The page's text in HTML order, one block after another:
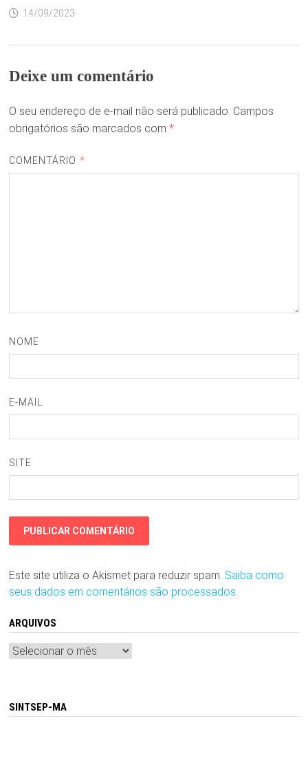
14/09/2023
Deixe um comentário
O seu endereço de e-mail não será publicado. Campos
obrigatórios são marcados com *
COMENTÁRIO *
NOME
E-MAIL
SITE
Este site utiliza o Akismet para reduzir spam. Saiba como
seus dados em comentários são processados
ARQUIVOS
Arquivos
SINTSEP-MA